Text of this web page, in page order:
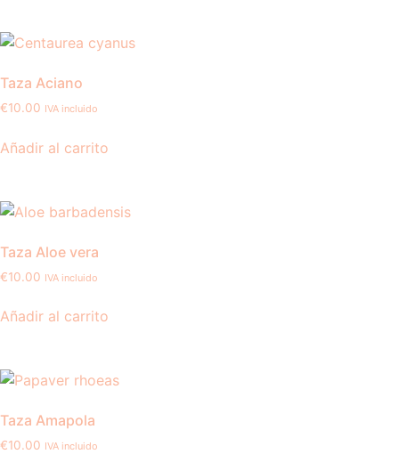
Taza Aciano
€10.00 IVA incluido
Añadir al carrito
Taza Aloe vera
€10.00 IVA incluido
Añadir al carrito
Taza Amapola
€10.00 IVA incluido